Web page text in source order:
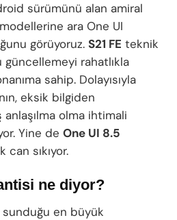
sürümünü alan amiral
ara One UI
görüyoruz. S21 FE teknik
rahatlıkla
sahip. Dolayısıyla
eksik bilgiden
anlaşılma olma ihtimali
Yine de One UI 8.5
sıkıyor.
ne diyor?
sunduğu en büyük